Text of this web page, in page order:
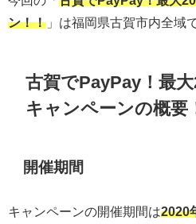
ン！！ 」は福岡県古賀市内全域
古賀でPayPay！最
キャンペーンの概要
開催期間
キャンペーンの開催期間は2020